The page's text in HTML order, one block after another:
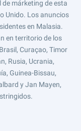
márketing de esta
Unido. Los anuncios
en Malasia.
en territorio de los
Curaçao, Timor
Rusia, Ucrania,
Guinea-Bissau,
y Jan Mayen,